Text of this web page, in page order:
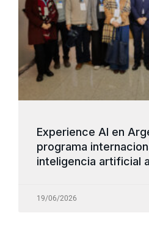
Experience AI en
programa
inteligencia artificial
19/06/2026